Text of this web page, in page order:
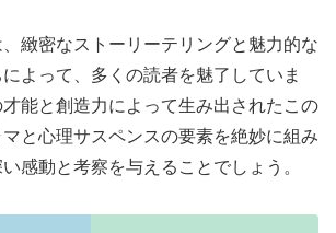
、緻密なストーリーテリングと魅力的な
よって、多くの読者を魅了していま
能と創造力によって生み出されたこの
と心理サスペンスの要素を絶妙に組み
感動と考察を与えることでしょう。